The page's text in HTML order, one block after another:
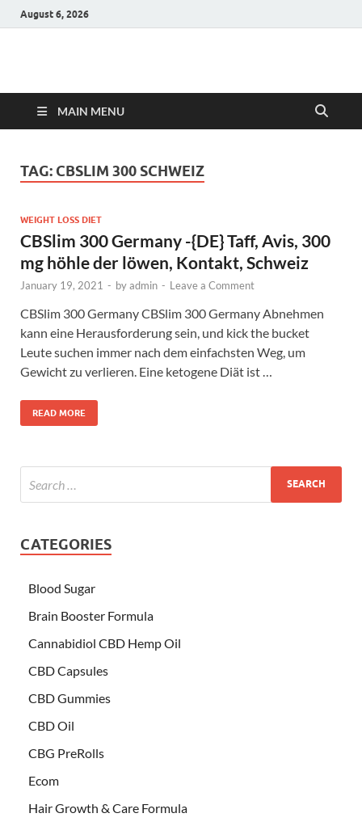
August 6, 2026
Hulk Supplements
MAIN MENU
TAG: CBSLIM 300 SCHWEIZ
WEIGHT LOSS DIET
CBSlim 300 Germany -{DE} Taff, Avis, 300
mg höhle der löwen, Kontakt, Schweiz
January 19, 2021 - byadmin - Leave a Comment
CBSlim 300 Germany CBSlim 300 Germany Abnehmen
kann eine Herausforderung sein, und kick the bucket
Leute suchen immer nach dem einfachsten Weg, um
Gewicht zu verlieren. Eine ketogene Diät ist …
READ MORE
CATEGORIES
Blood Sugar
Brain Booster Formula
Cannabidiol CBD Hemp Oil
CBD Capsules
CBD Gummies
CBD Oil
CBG PreRolls
Ecom
Hair Growth & Care Formula